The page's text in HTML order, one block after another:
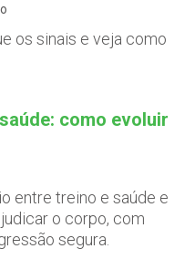
os sinais e veja como
como evoluir
entre treino e saúde e
o corpo, com
segura.